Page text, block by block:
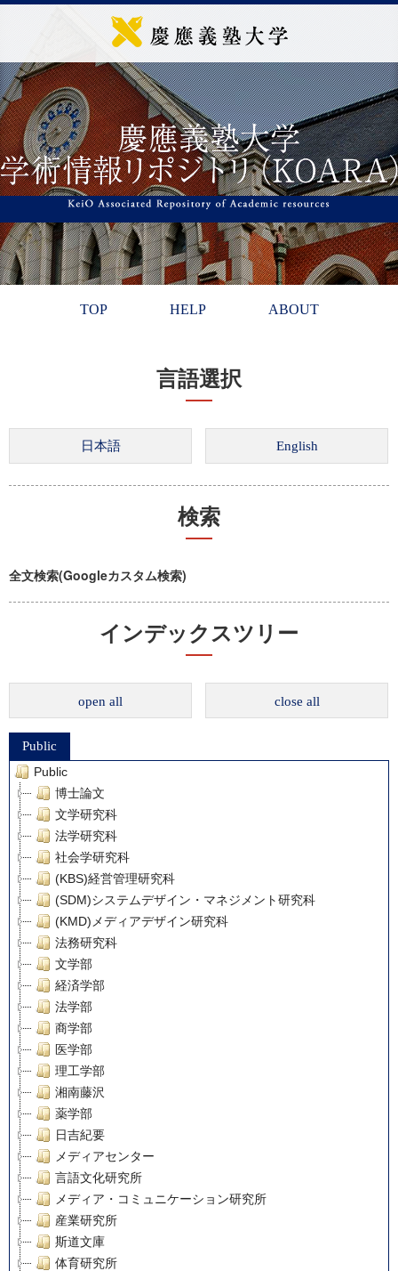
TOP HELP ABOUT
言語選択
検索
全文検索(Googleカスタム検索)
インデックスツリー
open all close all
Public
Public
博士論文
文学研究科
法学研究科
社会学研究科
(KBS)経営管理研究科
(SDM)システムデザイン・マネジメント研究科
(KMD)メディアデザイン研究科
法務研究科
文学部
経済学部
法学部
商学部
医学部
理工学部
湘南藤沢
薬学部
日吉紀要
メディアセンター
言語文化研究所
メディア・コミュニケーション研究所
産業研究所
斯道文庫
体育研究所